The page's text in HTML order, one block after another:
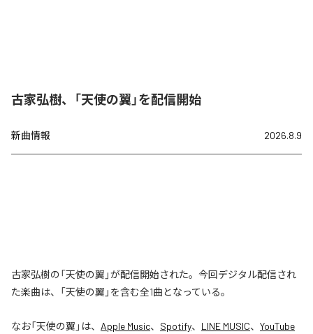
古家弘樹、「天使の翼」を配信開始
新曲情報 2026.8.9
古家弘樹の「天使の翼」が配信開始された。今回デジタル配信され
た楽曲は、「天使の翼」を含む全1曲となっている。
なお「天使の翼 」は、 Apple Music、 Spotify、 LINE MUSIC、 YouTube